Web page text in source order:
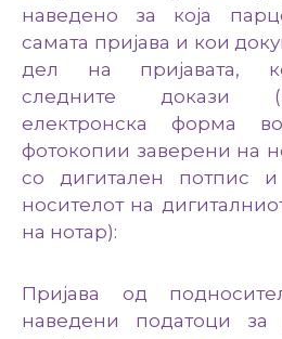
наведено за која
самата пријава и кои
дел на пријавата,
следните докази
електронска форма
фотокопии заверени на
со дигитален потпис
носителот на
на нотар):
Пријава од
наведени податоци за